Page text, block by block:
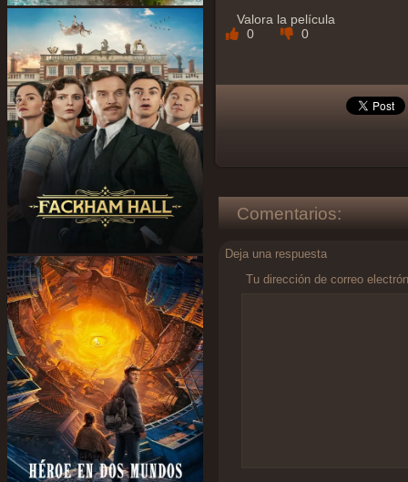
Valora la película
0
0
Comentarios:
Deja una respuesta
Tu dirección de correo